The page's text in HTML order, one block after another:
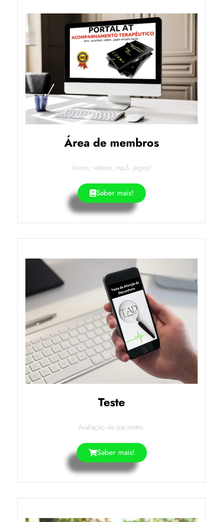
Área de membros
Livros, vídeos, mp3, jogos!
Saber mais!
Teste
Avaliação de pacientes.
Saber mais!